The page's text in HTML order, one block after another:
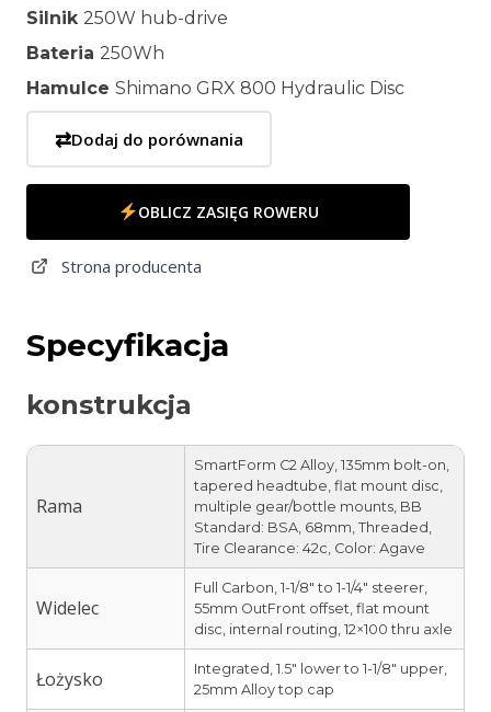
Silnik 250W hub-drive
Bateria 250Wh
Hamulce Shimano GRX 800 Hydraulic Disc
⇄Dodaj do porównania
OBLICZ ZASIĘG ROWERU
Strona producenta
Specyfikacja
konstrukcja
Rama
SmartForm C2 Alloy, 135mm bolt-on,
tapered headtube, flat mount disc,
multiple gear/bottle mounts, BB
Standard: BSA, 68mm, Threaded,
Tire Clearance: 42c, Color: Agave
Widelec
Full Carbon, 1-1/8″ to 1-1/4″ steerer,
55mm OutFront offset, flat mount
disc, internal routing, 12×100 thru axle
Łożysko
Integrated, 1.5″ lower to 1-1/8″ upper,
25mm Alloy top cap